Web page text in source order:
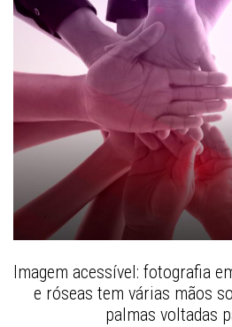
Imagem acessível: fotografia
e róseas tem várias mãos
palmas voltadas